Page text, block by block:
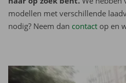
modellen met verschillende
nodig? Neem dan contact op en